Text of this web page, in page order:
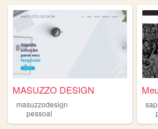
MASUZZO DESIGN
masuzzodesign
pessoal